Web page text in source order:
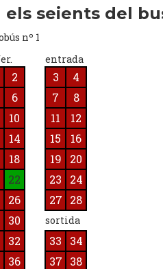
els seients del
nº 1
entrada
2 3
4
6 7
8
10 11
12
14 15
16
18 19
20
22 23
24
26 27
28
30 sortida
32 33
34
36 37
38